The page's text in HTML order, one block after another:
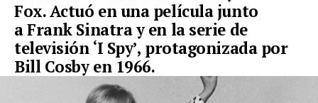
Fox.Actuó en una película junto
a Frank Sinatra y en la serie de
televisión ‘I Spy’, protagonizada por
Bill Cosby en 1966.